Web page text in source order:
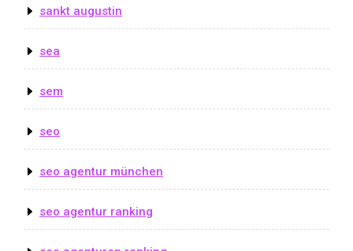
sankt augustin
sea
sem
seo
seo agentur münchen
seo agentur ranking